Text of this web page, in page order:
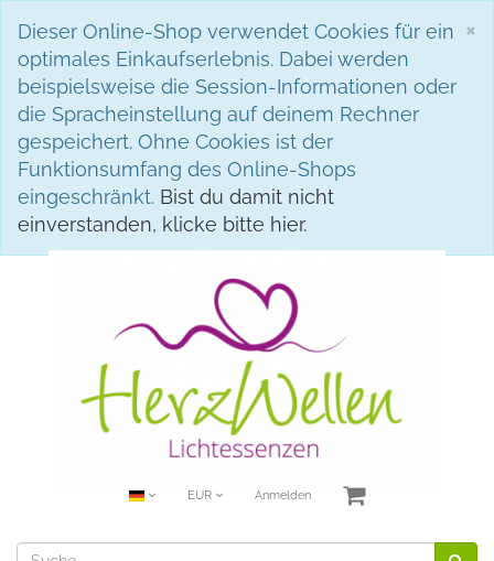
×
Dieser Online-Shop verwendet Cookies für ein
optimales Einkaufserlebnis. Dabei werden
beispielsweise die Session-Informationen oder
die Spracheinstellung auf deinem Rechner
gespeichert. Ohne Cookies ist der
Funktionsumfang des Online-Shops
eingeschränkt. Bist du damit nicht
einverstanden, klicke bitte hier.
EUR Anmelden